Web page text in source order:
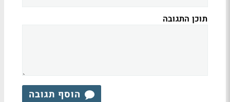
תוכן התגובה
הוסף תגובה